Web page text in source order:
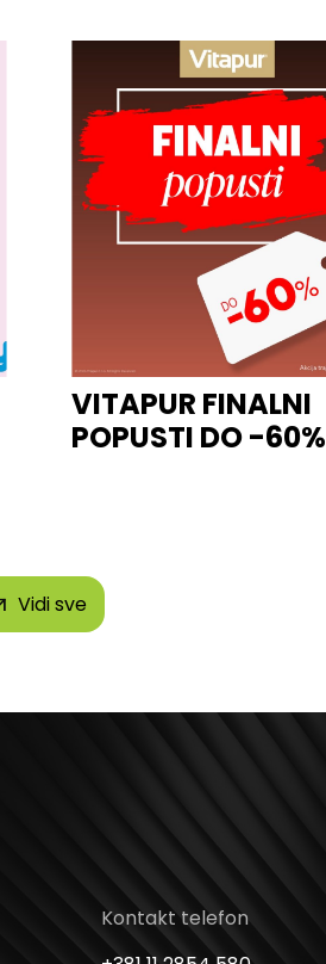
VITAPUR FINALNI
POPUSTI DO -60%
Vidi sve
Kontakt telefon